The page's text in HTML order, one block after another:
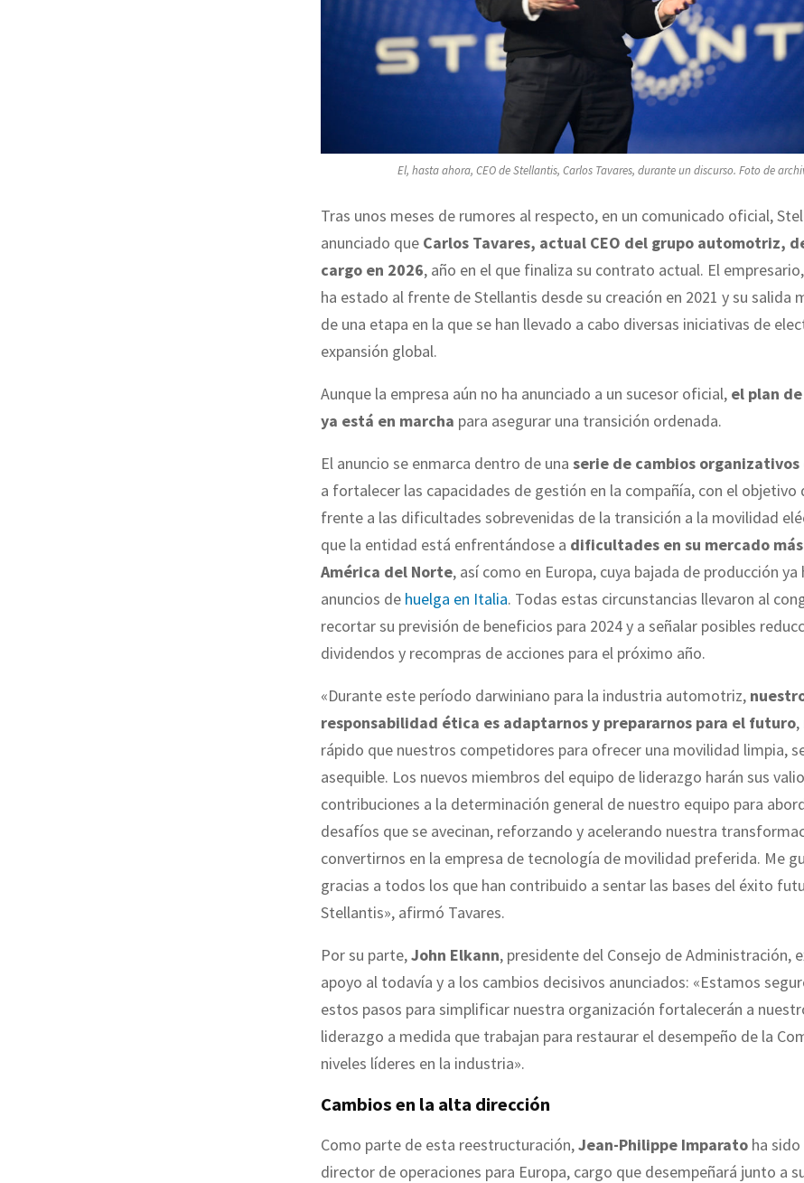
El, hasta ahora, CEO de Stellantis, Carlos Tavares, durante un discurso. Foto de
Tras unos meses de rumores al respecto, en un comunicado oficial,
anunciado que Carlos Tavares, actual CEO del grupo automotriz,
cargo en 2026, año en el que finaliza su contrato actual. El
ha estado al frente de Stellantis desde su creación en 2021 y su salida
de una etapa en la que se han llevado a cabo diversas iniciativas de
expansión global.
Aunque la empresa aún no ha anunciado a un sucesor oficial, el plan
ya está en marcha para asegurar una transición ordenada.
El anuncio se enmarca dentro de una serie de cambios organizativos
a fortalecer las capacidades de gestión en la compañía, con el objetivo
frente a las dificultades sobrevenidas de la transición a la movilidad
que la entidad está enfrentándose a dificultades en su mercado
América del Norte, así como en Europa, cuya bajada de producción ya
anuncios de huelga en Italia. Todas estas circunstancias llevaron al
recortar su previsión de beneficios para 2024 y a señalar posibles
dividendos y recompras de acciones para el próximo año.
«Durante este período darwiniano para la industria automotriz,
responsabilidad ética es adaptarnos y prepararnos para el futuro
rápido que nuestros competidores para ofrecer una movilidad limpia,
asequible. Los nuevos miembros del equipo de liderazgo harán sus
contribuciones a la determinación general de nuestro equipo para
desafíos que se avecinan, reforzando y acelerando nuestra
convertirnos en la empresa de tecnología de movilidad preferida. Me
gracias a todos los que han contribuido a sentar las bases del éxito
Stellantis», afirmó Tavares.
Por su parte,John Elkann, presidente del Consejo de Administración,
apoyo al todavía y a los cambios decisivos anunciados: «Estamos
estos pasos para simplificar nuestra organización fortalecerán a
liderazgo a medida que trabajan para restaurar el desempeño de la
niveles líderes en la industria».
Cambios en la alta dirección
Como parte de esta reestructuración,Jean-Philippe Imparato ha
director de operaciones para Europa, cargo que desempeñará junto a